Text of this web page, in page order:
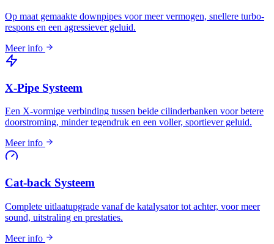
Op maat gemaakte downpipes voor meer vermogen, snellere turbo-
respons en een agressiever geluid.
Meer info
X-Pipe Systeem
Een X-vormige verbinding tussen beide cilinderbanken voor betere
doorstroming, minder tegendruk en een voller, sportiever geluid.
Meer info
Cat-back Systeem
Complete uitlaatupgrade vanaf de katalysator tot achter, voor meer
sound, uitstraling en prestaties.
Meer info